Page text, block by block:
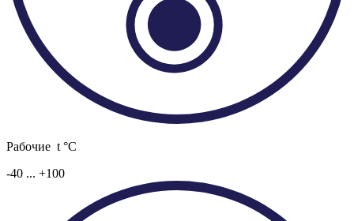
Рабочие t °C
-40 ... +100